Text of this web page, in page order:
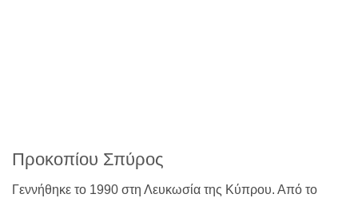
Προκοπίου Σπύρος
Γεννήθηκε το 1990 στη Λευκωσία της Κύπρου. Από το